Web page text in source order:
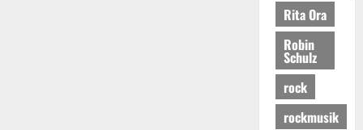
Rita Ora
Robin
Schulz
rock
rockmusik